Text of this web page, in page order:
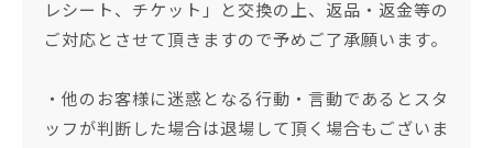
レシート、チケット」と交換の上、返品・返金等の
ご対応とさせて頂きますので予めご了承願います。
・他のお客様に迷惑となる行動・言動であるとスタ
ッフが判断した場合は退場して頂く場合もございま